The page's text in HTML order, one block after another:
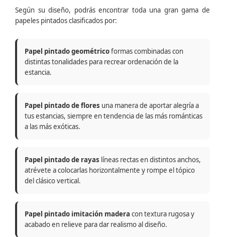
Según su diseño, podrás encontrar toda una gran gama de
papeles pintados clasificados por:
Papel pintado geométricoformas combinadas con
distintas tonalidades para recrear ordenación de la
estancia.
Papel pintado de flores una manera de aportar alegría a
tus estancias, siempre en tendencia de las más románticas
a las más exóticas.
Papel pintado de rayas líneas rectas en distintos anchos,
atrévete a colocarlas horizontalmente y rompe el tópico
del clásico vertical.
Papel pintado imitación madera con textura rugosa y
acabado en relieve para dar realismo al diseño.